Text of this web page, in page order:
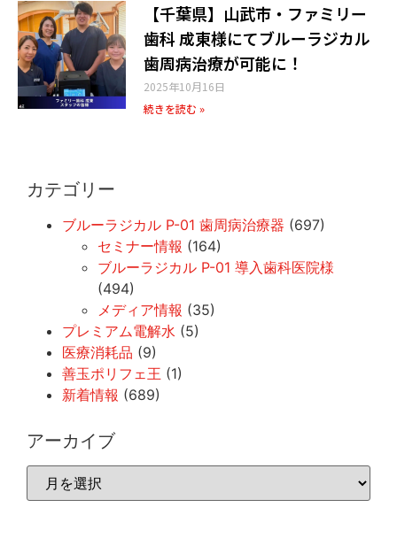
【千葉県】山武市・ファミリー
歯科 成東様にてブルーラジカル
歯周病治療が可能に！
2025年10月16日
続きを読む »
カテゴリー
ブルーラジカル P-01 歯周病治療器 (697)
セミナー情報 (164)
ブルーラジカル P-01 導入歯科医院様
(494)
メディア情報 (35)
プレミアム電解水 (5)
医療消耗品 (9)
善玉ポリフェ王 (1)
新着情報 (689)
アーカイブ